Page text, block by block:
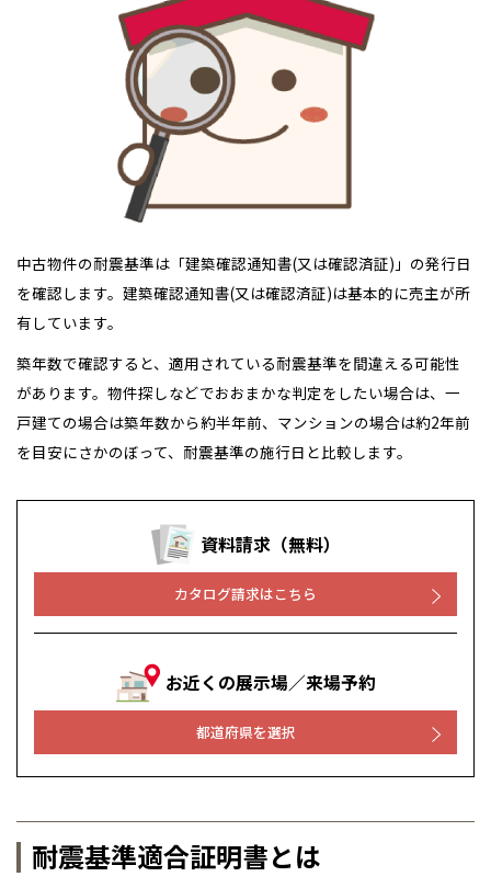
中古物件の耐震基準は「建築確認通知書(又は確認済証)」の発行日
を確認します。建築確認通知書(又は確認済証)は基本的に売主が所
有しています。
築年数で確認すると、適用されている耐震基準を間違える可能性
があります。物件探しなどでおおまかな判定をしたい場合は、一
戸建ての場合は築年数から約半年前、マンションの場合は約2年前
を目安にさかのぼって、耐震基準の施行日と比較します。
資料請求（無料）
カタログ請求はこちら
お近くの展示場／来場予約
都道府県を選択
耐震基準適合証明書とは